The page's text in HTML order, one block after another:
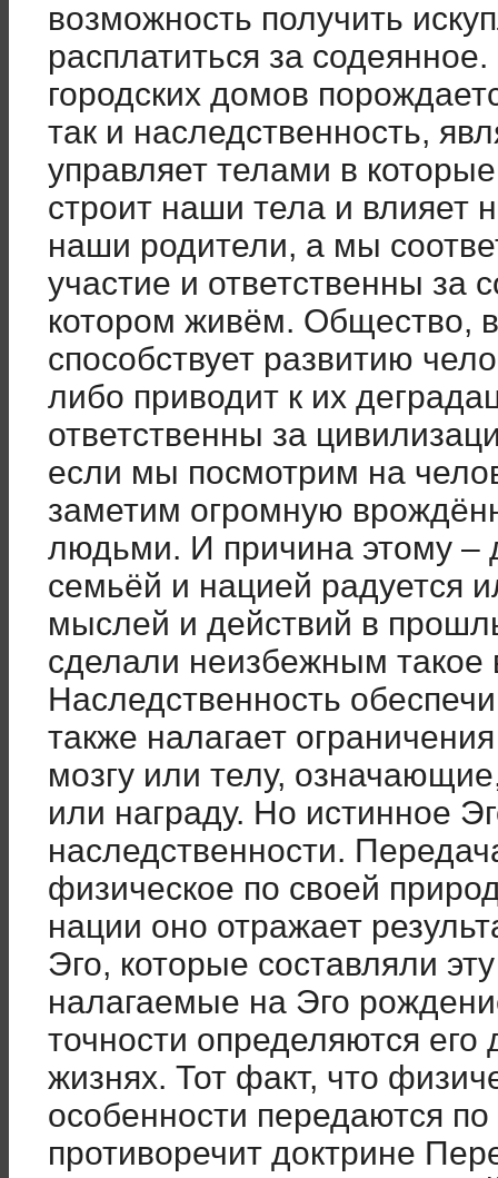
возможность получить
расплатиться за
городских домов
так и наследственность,
управляет телами в
строит наши тела и влияет
наши родители, а мы
участие и ответственны за
котором живём. Общество,
способствует развитию
либо приводит к их
ответственны за
если мы посмотрим на
заметим огромную
людьми. И причина этому –
семьёй и нацией радуется
мыслей и действий в
сделали неизбежным
Наследственность
также налагает
мозгу или телу,
или награду. Но истинное
наследственности.
физическое по своей
нации оно отражает
Эго, которые составляли
налагаемые на Эго
точности определяются
жизнях. Тот факт, что
особенности передаются по
противоречит доктрине